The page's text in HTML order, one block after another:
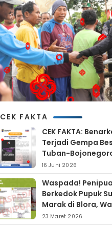
CEK FAKTA
CEK FAKTA:
Terjadi Gempa
Tuban-
Penjelasan BMKG
16 Juni 2026
Waspada!
Berkedok Pupuk
Marak di Blora,
Diminta Hati-hati
23 Maret 2026